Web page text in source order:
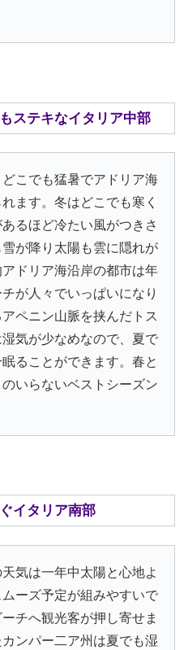
ステキなイタリア中部
こでも猛暑でアドリア海
ます。冬はどこでも寒く
るほど冷たい風がつきさ
が降り太陽も雲に隠れが
ドリア海沿岸の都市は年
が人々でいっぱいになり
ペニン山脈を挟んだトス
気が少なめなので、夏で
ることができます。春と
いらないベストシーズン
イタリア南部
気は一年中太陽と心地よ
ーズ予定が組みやすいで
チへ観光客が押し寄せま
ンパー二ア州は夏でも湿